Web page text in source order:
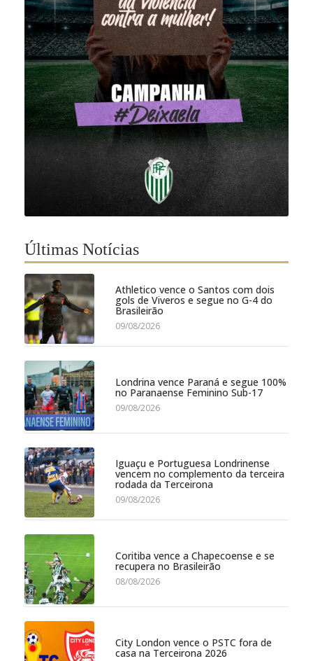
Últimas Notícias
Athletico vence o Santos com dois
gols de Viveros e segue no G-4 do
Brasileirão
09/08/2026
Londrina vence Paraná e segue 100%
no Paranaense Feminino Sub-17
09/08/2026
Iguaçu e Portuguesa Londrinense
vencem no complemento da terceira
rodada da Terceirona
09/08/2026
Coritiba vence a Chapecoense e se
recupera no Brasileirão
08/08/2026
City London vence o PSTC fora de
casa na Terceirona 2026